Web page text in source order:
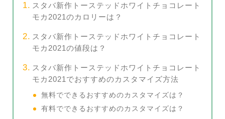
スタバ新作トーステッドホワイトチョコレート
モカ2021のカロリーは？
スタバ新作トーステッドホワイトチョコレート
モカ2021の値段は？
スタバ新作トーステッドホワイトチョコレート
モカ2021でおすすめのカスタマイズ方法
無料でできるおすすめのカスタマイズは？
有料でできるおすすめのカスタマイズは？